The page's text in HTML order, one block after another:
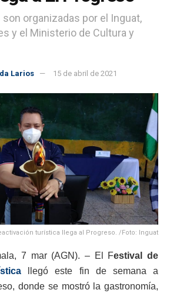
organizadas por el Inguat,
y el Ministerio de Cultura y
Larios 15 de abril de 2021
turística llega al Progreso. /Foto: Inguat
7 mar (AGN). – El Festival de
llegó este fin de semana a
donde se mostró la gastronomía,